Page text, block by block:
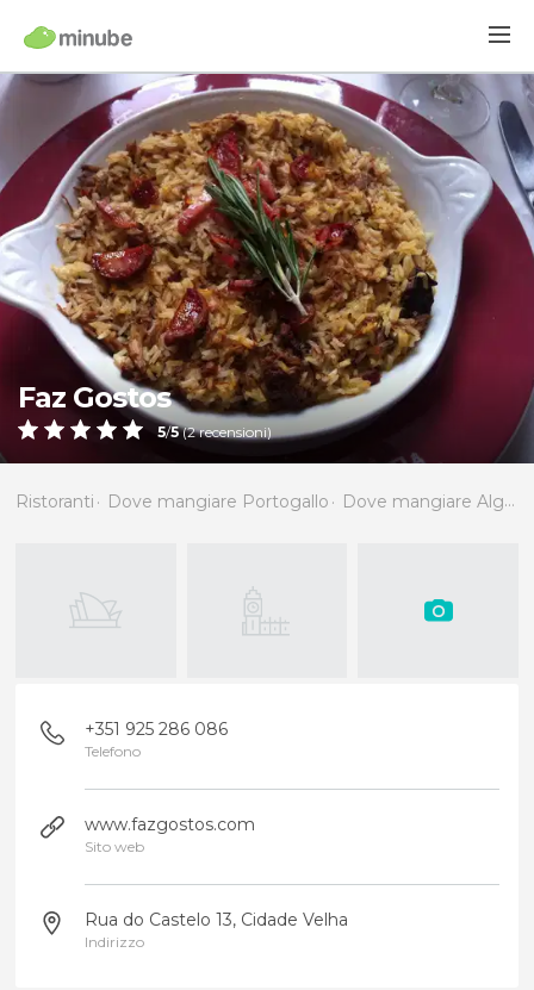
Faz Gostos
5/5(2recensioni)
Ristoranti Dove mangiare Portogallo Dove mangiare Algarve
+351 925 286 086
Telefono
www.fazgostos.com
Sito web
Rua do Castelo 13, Cidade Velha
Indirizzo